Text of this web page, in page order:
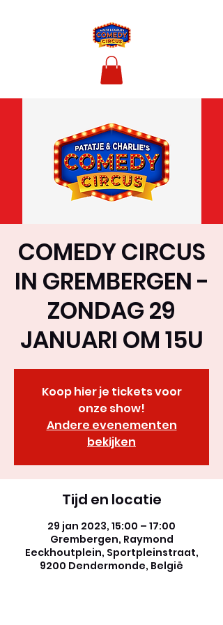
COMEDY CIRCUS
IN GREMBERGEN -
ZONDAG 29
JANUARI OM 15U
Koop hier je tickets voor
onze show!
Andere evenementen
bekijken
Tijd en locatie
29 jan 2023, 15:00 – 17:00
Grembergen, Raymond
Eeckhoutplein, Sportpleinstraat,
9200 Dendermonde, België